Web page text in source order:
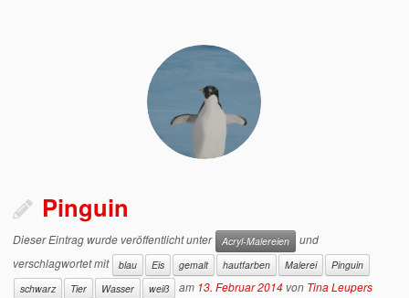
Pinguin
Dieser Eintrag wurde veröffentlicht unter Acryl-Malereien
und
verschlagwortet mit
blau Eis gemalt hautfarben Malerei
Pinguin
schwarz
Tier Wasser weiß am 13. Februar 2014 von Tina Leupers